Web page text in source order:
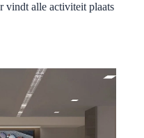
vindt alle activiteit plaats